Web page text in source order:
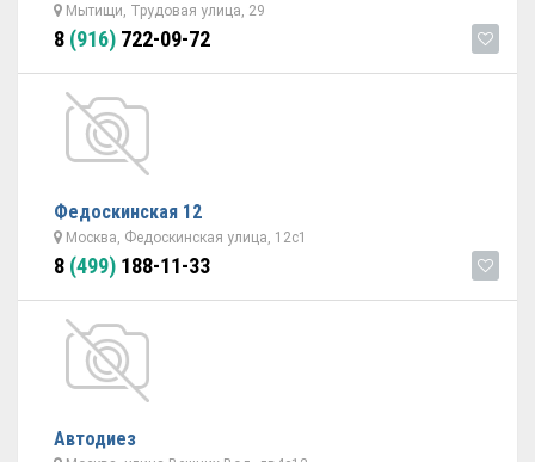
Мытищи, Трудовая улица, 29
8 (916) 722-09-72
Федоскинская 12
Москва, Федоскинская улица, 12с1
8 (499) 188-11-33
Автодиез